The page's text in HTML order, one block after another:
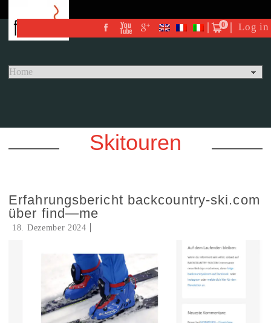
0 Log in
Skitouren
Erfahrungsbericht backcountry-ski.com
über find—me
18. Dezember 2024